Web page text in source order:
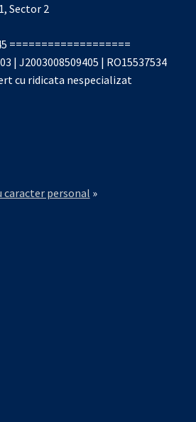
Sector 2
===================
| J2003008509405 | RO15537534
cu ridicata nespecializat
caracter personal »